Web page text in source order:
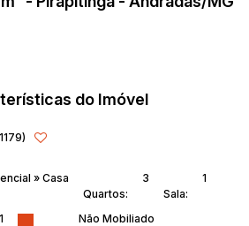
do Imóvel
» Casa
Quartos:
3
Sala:
1
1
Não Mobiliado